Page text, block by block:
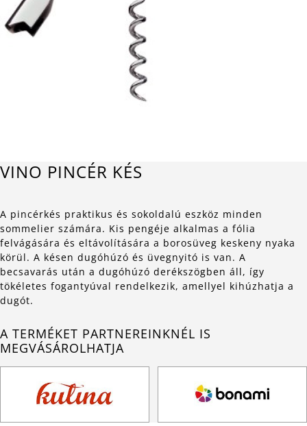
VINO PINCÉR KÉS
A pincérkés praktikus és sokoldalú eszköz minden
sommelier számára. Kis pengéje alkalmas a fólia
felvágására és eltávolítására a borosüveg keskeny nyaka
körül. A késen dugóhúzó és üvegnyitó is van. A
becsavarás után a dugóhúzó derékszögben áll, így
tökéletes fogantyúval rendelkezik, amellyel kihúzhatja a
dugót.
A TERMÉKET PARTNEREINKNÉL IS
MEGVÁSÁROLHATJA